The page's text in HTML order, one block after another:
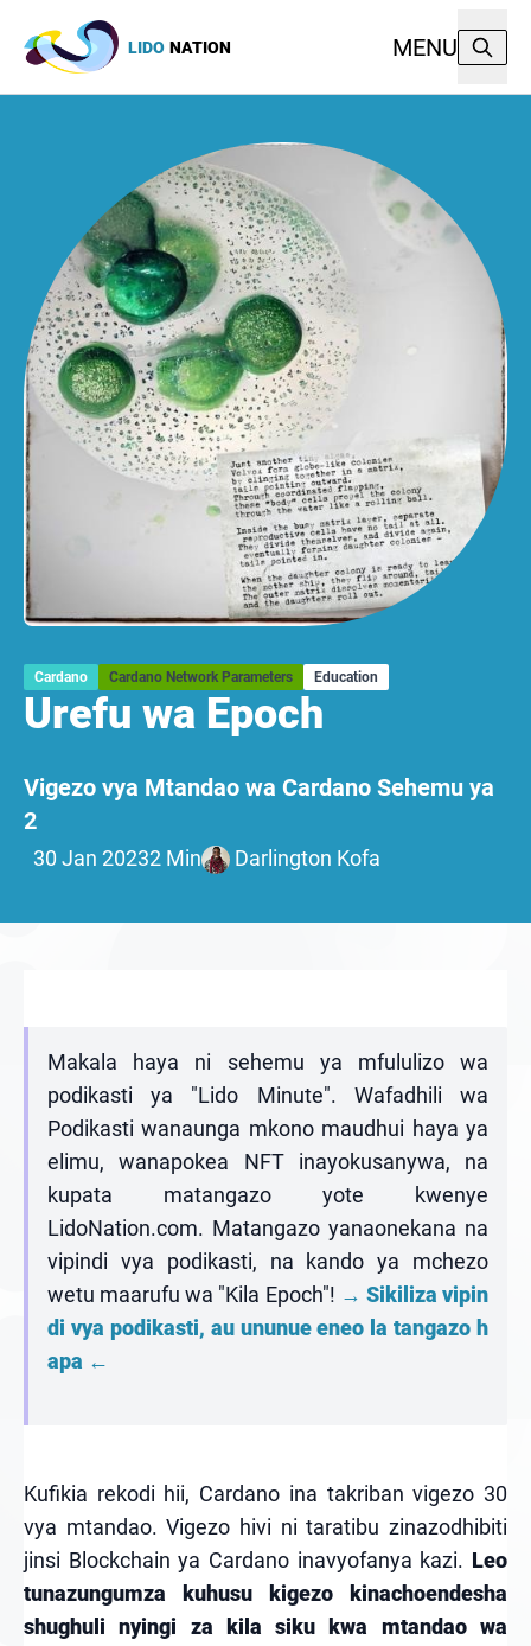
LIDO NATION MENU
Cardano Cardano Network Parameters Education
Urefu wa Epoch
Vigezo vya Mtandao wa Cardano Sehemu ya
2
30 Jan 20232 Min Darlington Kofa
Makala haya ni sehemu ya mfululizo wa
podikasti ya "Lido Minute". Wafadhili wa
Podikasti wanaunga mkono maudhui haya ya
elimu, wanapokea NFT inayokusanywa, na
kupata matangazo yote kwenye
LidoNation.com. Matangazo yanaonekana na
vipindi vya podikasti, na kando ya mchezo
wetu maarufu wa "Kila Epoch"! → Sikiliza vipin
di vya podikasti, au ununue eneo la tangazo h
apa ←
Kufikia rekodi hii, Cardano ina takriban vigezo 30
vya mtandao. Vigezo hivi ni taratibu zinazodhibiti
jinsi Blockchain ya Cardano inavyofanya kazi. Leo
tunazungumza kuhusu kigezo kinachoendesha
shughuli nyingi za kila siku kwa mtandao wa